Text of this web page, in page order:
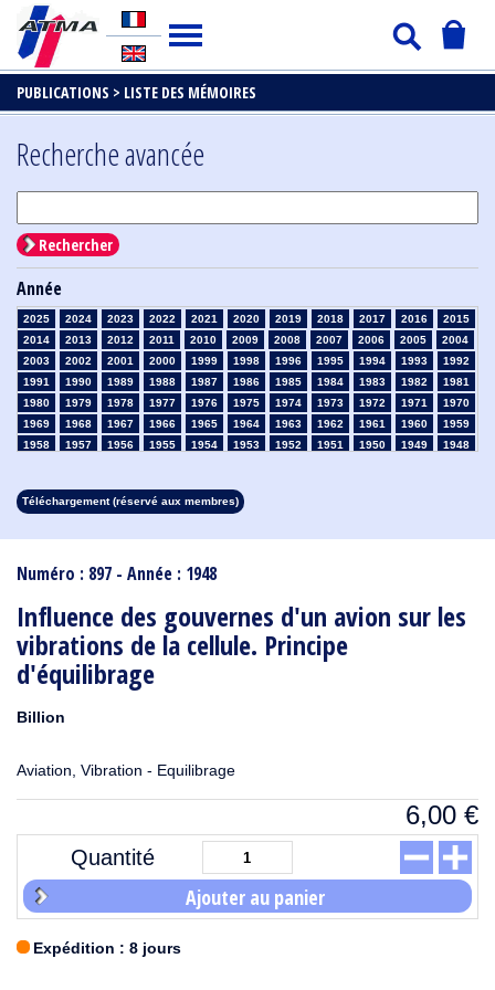
PUBLICATIONS > LISTE DES MÉMOIRES
Numéro : 897 - Année : 1948
Influence des gouvernes d'un avion sur les
vibrations de la cellule. Principe
d'équilibrage
Billion
Aviation, Vibration - Equilibrage
6,00 €
Quantité
Ajouter au panier
Expédition : 8 jours
Recherche avancée
Rechercher
Année
2025 2024 2023 2022 2021 2020 2019 2018 2017 2016
2015
2014
2013 2012 2011 2010 2009 2008 2007 2006 2005
2004
2003
2002 2001 2000 1999 1998 1996 1995 1994 1993
1992
1991
1990 1989 1988 1987 1986 1985 1984 1983 1982
1981
1980
1979 1978 1977 1976 1975 1974 1973 1972 1971
1970
1969
1968 1967 1966 1965 1964 1963 1962 1961 1960
1959
1958
1957 1956 1955 1954 1953 1952 1951 1950 1949
1948
1913
1912 1911 1910 1909 1908
Téléchargement (réservé aux membres)